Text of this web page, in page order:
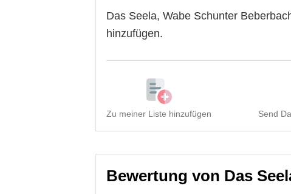
Das Seela, Wabe Schunter
hinzufügen.
Zu meiner Liste hinzufügen Send
Bewertung von Das